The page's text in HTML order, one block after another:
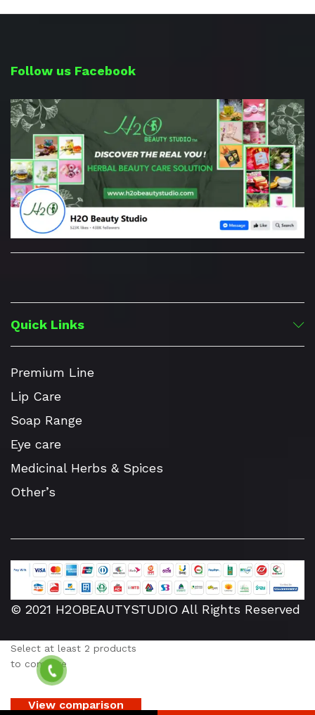
Follow us Facebook
Quick Links
Premium Line
Lip Care
Soap Range
Eye care
Medicinal Herbs & Spices
Other’s
© 2021 H2OBEAUTYSTUDIO All Rights Reserved
Select at least 2 products
to compare
View comparison